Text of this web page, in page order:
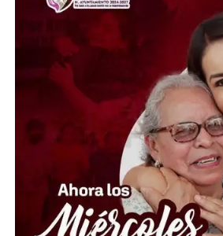
gobierno municipal y encontrar
demandas. No obstante, advirtieron
sin ser atendidos, mantendrán e
acciones de protesta hasta lograr
parte de la administración
Smith. La manifestación se
personas acudían al tradicional
Cueva, uno de los eventos más
Guanajuato capital.